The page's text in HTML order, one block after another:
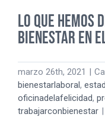
LO QUE HEMOS
BIENESTAR EN
marzo 26th, 2021 |
bienestarlaboral,
oficinadelafelicidad,
trabajarconbienestar |